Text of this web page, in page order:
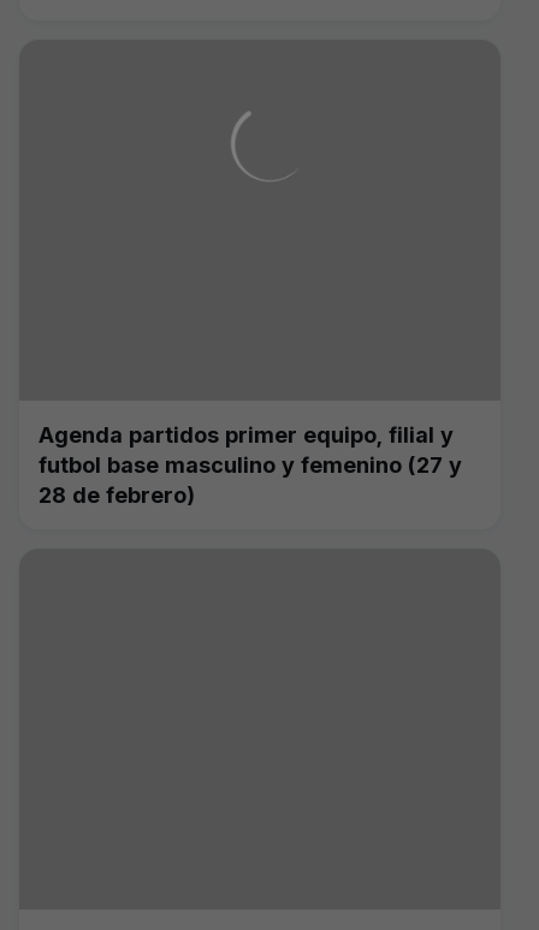
Agenda partidos primer equipo, filial y
futbol base masculino y femenino (27 y
28 de febrero)